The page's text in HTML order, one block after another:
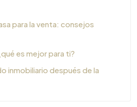
para la venta: consejos
es mejor para ti?
inmobiliario después de la